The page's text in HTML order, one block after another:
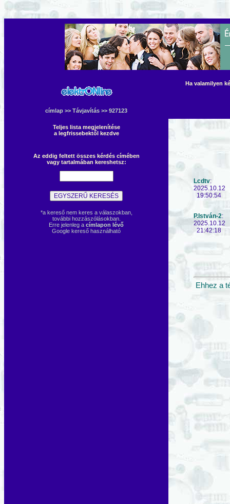
címlap >> Távjavítás >> 927123
Ha valamilyen
Teljes lista megjelenítése
a legfrissebektől kezdve
Az eddig feltett összes kérdés címében
vagy tartalmában kereshetsz:
*a kereső nem keres a válaszokban,
további hozzászólásokban.
Erre jelenleg a címlapon lévő
Google kereső használható
Lcdtv:
2025.10.12
19:50:54
P.István-2:
2025.10.12
21:42:18
Ehhez a